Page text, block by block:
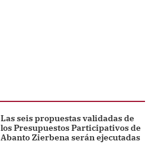
Las seis propuestas validadas de
los Presupuestos Participativos de
Abanto Zierbena serán ejecutadas